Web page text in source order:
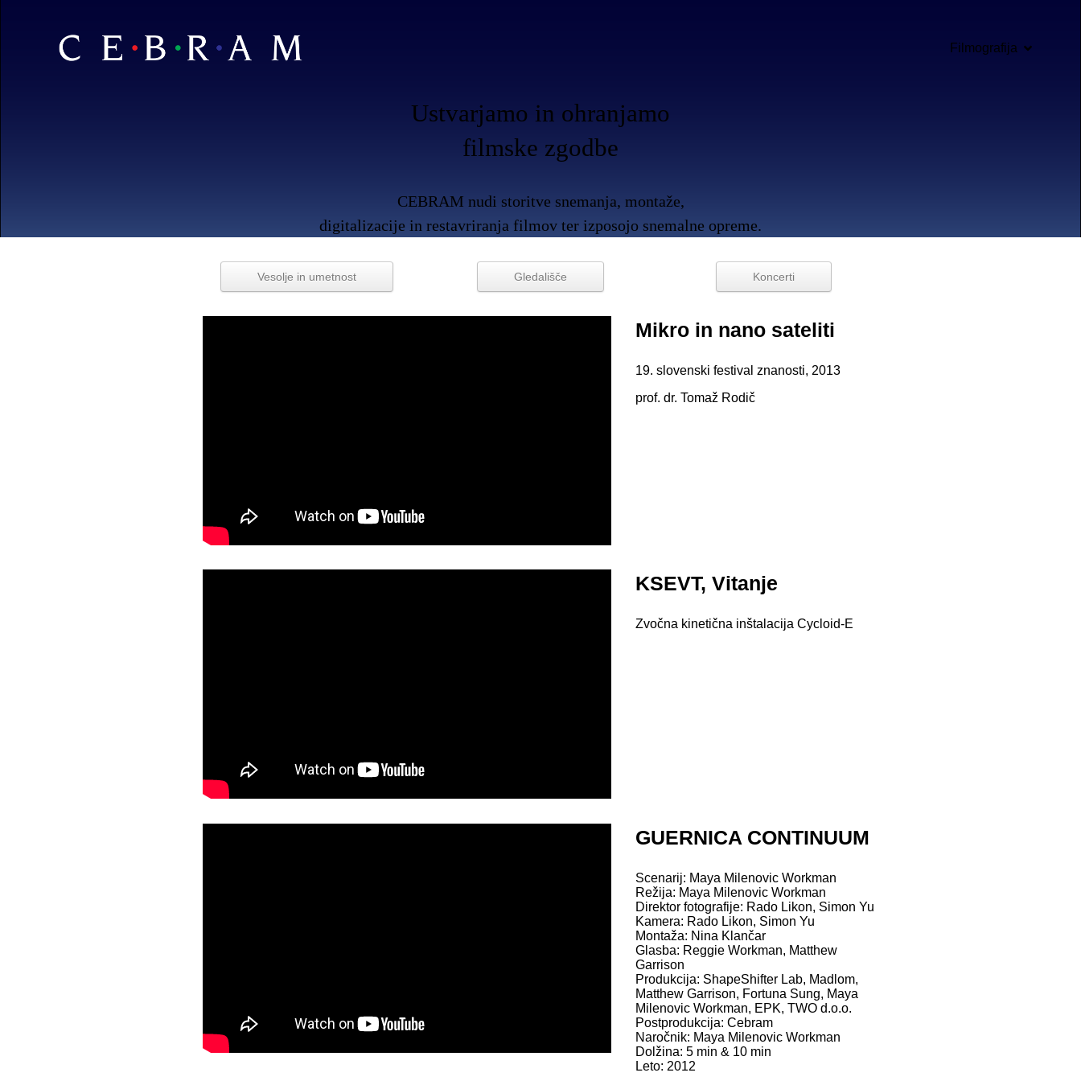
Filmografija
Ustvarjamo in ohranjamo
filmske zgodbe
CEBRAM nudi storitve snemanja, montaže,
digitalizacije in restavriranja filmov ter izposojo snemalne opreme.
Vesolje in umetnost Gledališče Koncerti
Mikro in nano sateliti
19. slovenski festival znanosti, 2013
prof. dr. Tomaž Rodič
KSEVT, Vitanje
Zvočna kinetična inštalacija Cycloid-E
GUERNICA CONTINUUM
Scenarij: Maya Milenovic Workman
Režija: Maya Milenovic Workman
Direktor fotografije: Rado Likon, Simon Yu
Kamera: Rado Likon, Simon Yu
Montaža: Nina Klančar
Glasba: Reggie Workman, Matthew
Garrison
Produkcija: ShapeShifter Lab, Madlom,
Matthew Garrison, Fortuna Sung, Maya
Milenovic Workman, EPK, TWO d.o.o.
Postprodukcija: Cebram
Naročnik: Maya Milenovic Workman
Dolžina: 5 min & 10 min
Leto: 2012